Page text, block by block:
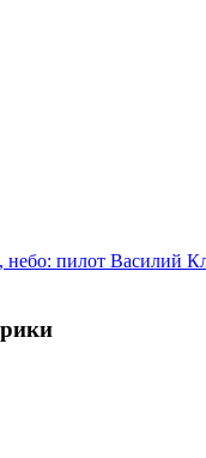
небо: пилот Василий